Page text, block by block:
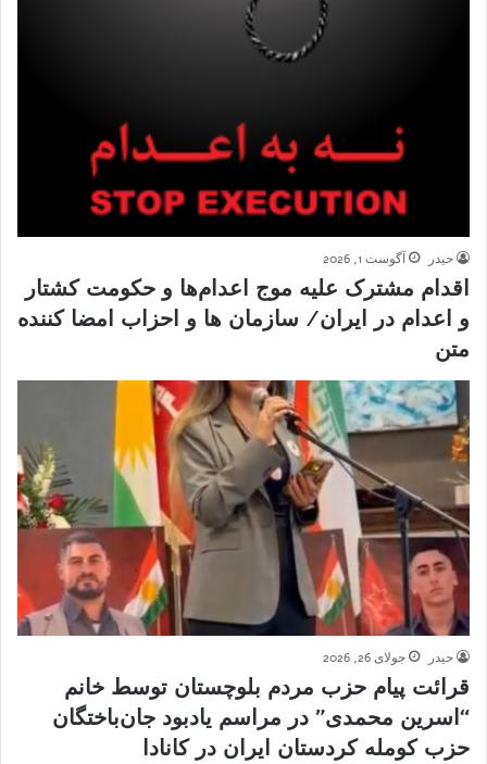
حیدر آگوست 1, 2026
اقدام مشترک علیه موج اعدام‌ها و حکومت کشتار
و اعدام در ایران/ سازمان ها و احزاب امضا کننده
متن
حیدر جولای 26, 2026
قرائت پیام حزب مردم بلوچستان توسط خانم
“اسرین محمدی” در مراسم یادبود جان‌باختگان
حزب کومله کردستان ایران در کانادا